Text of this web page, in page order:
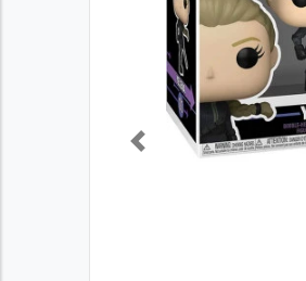
Previous